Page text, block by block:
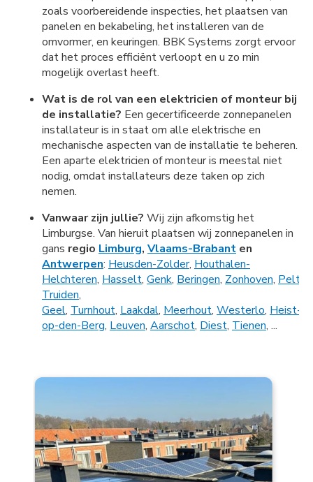
zoals voorbereidende inspecties, het plaatsen van
panelen en bekabeling, het installeren van de
omvormer, en keuringen. BBK Systems zorgt ervoor
dat het proces efficiënt verloopt en u zo min
mogelijk overlast heeft.
Wat is de rol van een elektricien of monteur bij
de installatie? Een gecertificeerde zonnepanelen
installateur is in staat om alle elektrische en
mechanische aspecten van de installatie te beheren.
Een aparte elektricien of monteur is meestal niet
nodig, omdat installateurs deze taken op zich
nemen.
Vanwaar zijn jullie? Wij zijn afkomstig het
Limburgse. Van hieruit plaatsen wij zonnepanelen in
gans regio Limburg, Vlaams-Brabant en
Antwerpen: Heusden-Zolder, Houthalen-
Helchteren, Hasselt, Genk, Beringen, Zonhoven, Pelt
Truiden,
Geel, Turnhout, Laakdal, Meerhout, Westerlo, Heist-
op-den-Berg, Leuven, Aarschot, Diest, Tienen, ...